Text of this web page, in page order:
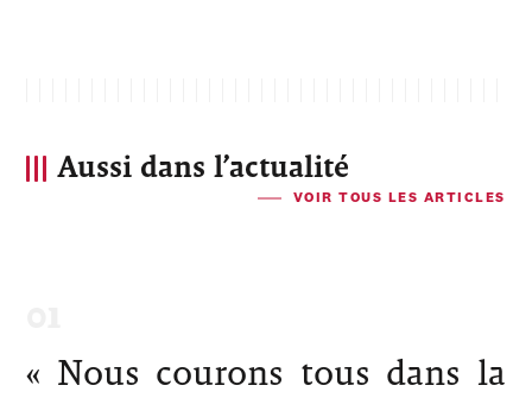
Aussi dans l’actualité
VOIR TOUS LES ARTICLES
« Nous courons tous dans la